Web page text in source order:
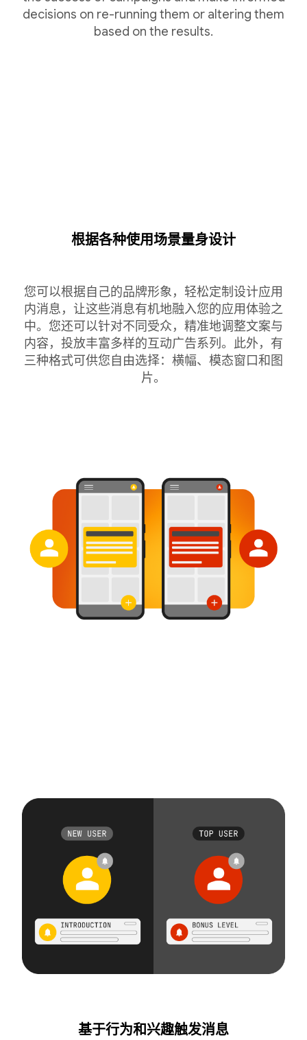
decisions on re-running them or altering them
based on the results.
根据各种使用场景量身设计
您可以根据自己的品牌形象，轻松定制设计应用
内消息，让这些消息有机地融入您的应用体验之
中。您还可以针对不同受众，精准地调整文案与
内容，投放丰富多样的互动广告系列。此外，有
三种格式可供您自由选择：横幅、模态窗口和图
片。
基于行为和兴趣触发消息